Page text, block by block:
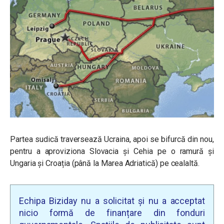
Partea sudică traversează Ucraina, apoi se bifurcă din nou,
pentru a aproviziona Slovacia și Cehia pe o ramură și
Ungaria și Croația (până la Marea Adriatică) pe cealaltă.
Echipa Biziday nu a solicitat și nu a acceptat
nicio formă de finanțare din fonduri